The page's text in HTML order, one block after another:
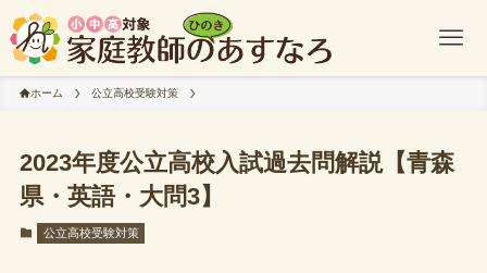
ホーム 公立高校受験対策
2023年度公立高校入試過去問解説【青森
県・英語・大問3】
公立高校受験対策